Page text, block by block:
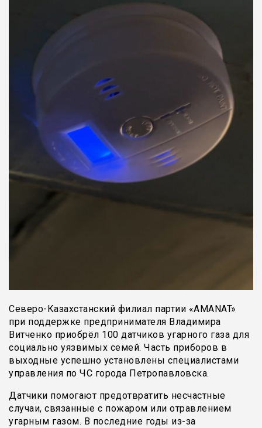
Северо-Казахстанский филиал партии «АMANAT»
при поддержке предпринимателя Владимира
Витченко приобрёл 100 датчиков угарного газа для
социально уязвимых семей. Часть приборов в
выходные успешно установлены специалистами
управления по ЧС города Петропавловска.
Датчики помогают предотвратить несчастные
случаи, связанные с пожаром или отравлением
угарным газом. В последние годы из-за